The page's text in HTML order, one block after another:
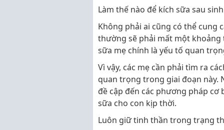
Làm thế nào để kích sữa sau
Không phải ai cũng có thể cung
thường sẽ phải mất một khoảng
sữa mẹ chính là yếu tố quan
Vì vậy, các mẹ cần phải tìm ra
quan trọng trong giai đoạn này.
đề cập đến các phương pháp cơ
sữa cho con kịp thời.
Luôn giữ tinh thần trong trạng